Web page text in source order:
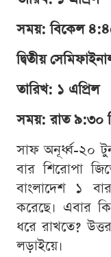
সময়: বিকেল
দ্বিতীয়
তারিখ: ১ এপ্রিল
সময়: রাত ৯:৩০
সাফ অনূর্ধ্ব-২০
বার শিরোপা
বাংলাদেশ ১
করেছে। এবার
ধরে রাখতে?
লড়াইয়ে।